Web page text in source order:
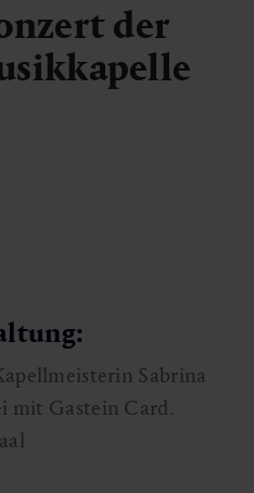
der
Sabrina
mit Gastein Card.